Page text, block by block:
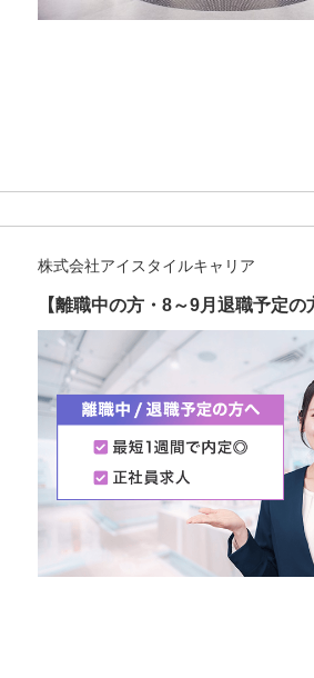
株式会社アイスタイルキャリア
【離職中の方・8～9月退職予定